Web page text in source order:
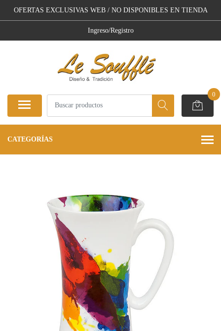
OFERTAS EXCLUSIVAS WEB / NO DISPONIBLES EN TIENDA
Ingreso/Registro
0
CATEGORÍAS